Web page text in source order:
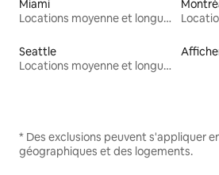
Miami
Locations moyenne et longue durée
Seattle
Locations moyenne et longue durée
* Des exclusions peuvent s'appliquer
géographiques et des logements.